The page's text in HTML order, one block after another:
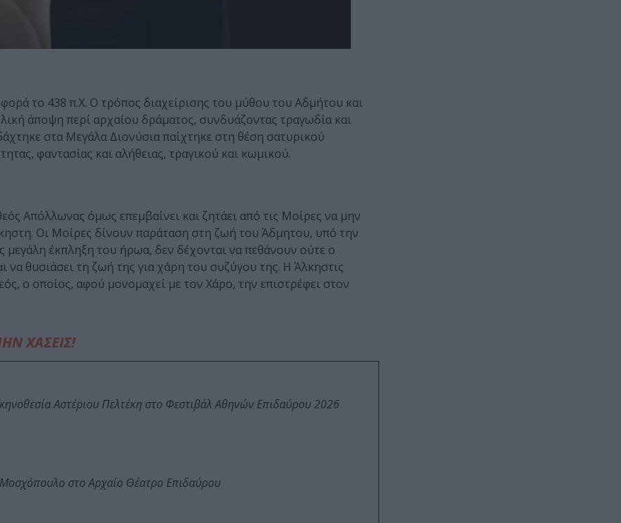
το 438 π.Χ. Ο τρόπος διαχείρισης του μύθου του Αδμήτου και
άποψη περί αρχαίου δράματος, συνδυάζοντας τραγωδία και
στα Μεγάλα Διονύσια παίχτηκε στη θέση σατυρικού
φαντασίας και αλήθειας, τραγικού και κωμικού.
Απόλλωνας όμως επεμβαίνει και ζητάει από τις Μοίρες να μην
Οι Μοίρες δίνουν παράταση στη ζωή του Άδμητου, υπό την
έκπληξη του ήρωα, δεν δέχονται να πεθάνουν ούτε ο
θυσιάσει τη ζωή της για χάρη του συζύγου της. Η Άλκηστις
ο οποίος, αφού μονομαχεί με τον Χάρο, την επιστρέφει στον
ΧΑΣΕΙΣ!
Αστέριου Πελτέκη στο Φεστιβάλ Αθηνών Επιδαύρου 2026
στο Αρχαίο Θέατρο Επιδαύρου